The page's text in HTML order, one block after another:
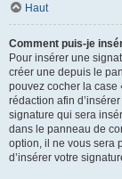
Haut
Comment puis-je
Pour insérer une
créer une depuis le
pouvez cocher la case
rédaction afin
signature qui sera
dans le panneau de
option, il ne vous sera
d’insérer votre